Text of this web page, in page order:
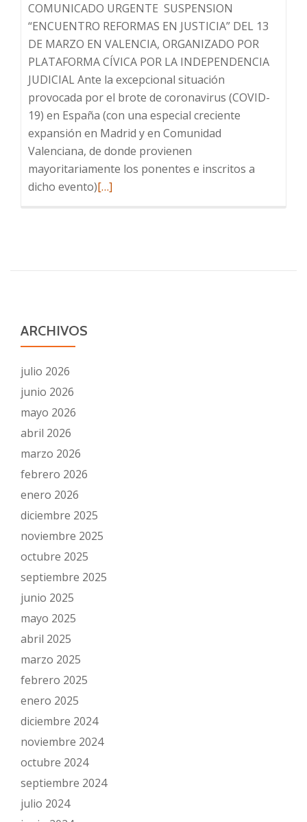
JUDICIAL
COMUNICADO URGENTE SUSPENSION
“ENCUENTRO REFORMAS EN JUSTICIA” DEL 13
DE MARZO EN VALENCIA, ORGANIZADO POR
PLATAFORMA CÍVICA POR LA INDEPENDENCIA
JUDICIAL Ante la excepcional situación
provocada por el brote de coronavirus (COVID-
19) en España (con una especial creciente
expansión en Madrid y en Comunidad
Valenciana, de donde provienen
mayoritariamente los ponentes e inscritos a
dicho evento)Leer
13/04/20
[…]
ARCHIVOS
julio 2026
junio 2026
mayo 2026
abril 2026
marzo 2026
febrero 2026
enero 2026
diciembre 2025
noviembre 2025
octubre 2025
septiembre 2025
junio 2025
mayo 2025
abril 2025
marzo 2025
febrero 2025
enero 2025
diciembre 2024
noviembre 2024
octubre 2024
septiembre 2024
julio 2024